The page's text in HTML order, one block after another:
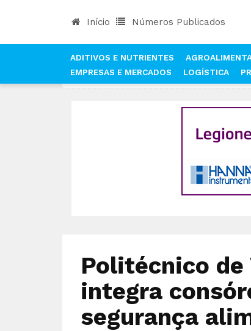
Início Números Publicados
ADITIVOS E NUTRIENTES
EMPRESAS E MERCADOS
LOGÍSTICA
Politécnico de
integra
segurança